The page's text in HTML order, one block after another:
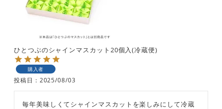
ひとつぶのシャインマスカット20個入(冷蔵便)
購入者
投稿日 2025/08/03
毎年美味しくてシャインマスカットを楽しみにして冷蔵